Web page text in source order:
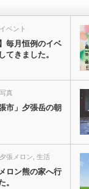
イベント
毎月恒例のイベ
てきました。
写真
市」夕張岳の朝
夕張メロン 生活
ロン熊の家へ行
。